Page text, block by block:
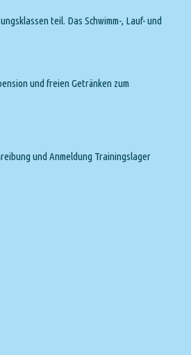
teil. Das Schwimm-, Lauf- und
und freien Getränken zum
und Anmeldung Trainingslager